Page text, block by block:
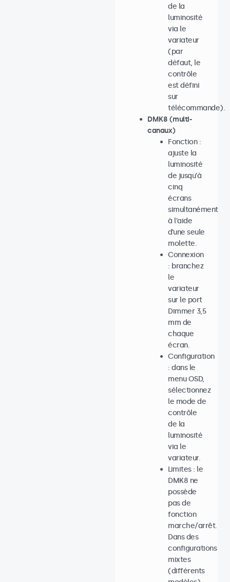
de la
luminosité
via le
variateur
(par
défaut, le
contrôle
est défini
sur
télécommande).
DMK8 (multi-
canaux)
Fonction :
ajuste la
luminosité
de jusqu’à
cinq
écrans
simultanément
à l’aide
d’une seule
molette.
Connexion
: branchez
le
variateur
sur le port
Dimmer 3,5
mm de
chaque
écran.
Configuration
: dans le
menu OSD,
sélectionnez
le mode de
contrôle
de la
luminosité
via le
variateur.
Limites : le
DMK8 ne
possède
pas de
fonction
marche/arrêt.
Dans des
configurations
mixtes
(différents